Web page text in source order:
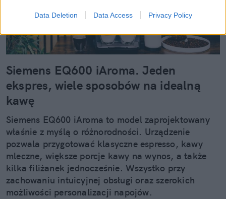
Data Deletion Data Access Privacy Policy
Siemens EQ600 iAroma. Jeden
ekspres, wiele sposobów na idealną
kawę
Siemens EQ600 iAroma to model zaprojektowany
właśnie z myślą o różnorodności. Urządzenie
pozwala przygotować klasyczne espresso, kawy
mleczne, większe porcje kawy na wynos, a także
kilka filiżanek jednocześnie. Wszystko przy
zachowaniu intuicyjnej obsługi oraz szerokich
możliwości personalizacji napojów.